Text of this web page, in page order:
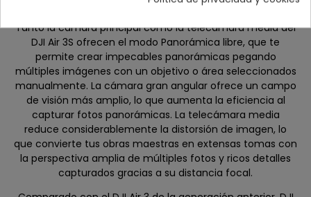
Panorámica Libre
Tanto la cámara principal como la telecámara media del
DJI Air 3S ofrecen el modo Panorámica libre, que te
permite crear impecables panorámicas pegando
múltiples imágenes con un objetivo o área seleccionados
manualmente. La cámara gran angular ofrece un campo
de visión más amplio, lo que aumenta la eficiencia al
capturar fotos panorámicas. La telecámara media
reduce considerablemente la distorsión de imagen, lo
que convierte tus obras maestras en extensas tomas con
la perspectiva amplia de múltiples fotos y ricos detalles
capturados gracias a su distancia focal.